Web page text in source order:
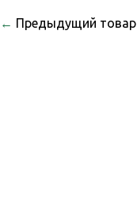
← Предыдущий товар